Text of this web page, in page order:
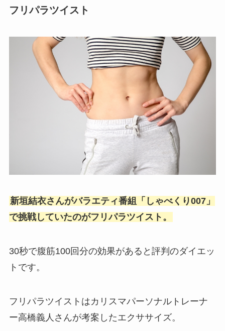
フリパラツイスト
新垣結衣さんがバラエティ番組「しゃべくり007」
で挑戦していたのがフリパラツイスト。
30秒で腹筋100回分の効果があると評判のダイエッ
トです。
フリパラツイストはカリスマパーソナルトレーナ
ー高橋義人さんが考案したエクササイズ。